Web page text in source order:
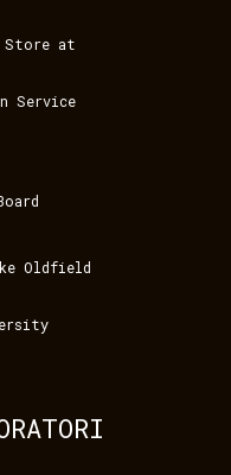
at
Service
Oldfield